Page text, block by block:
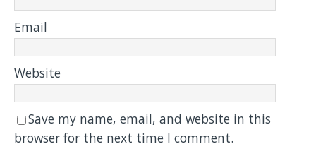
Email
Website
Save my name, email, and website in this
browser for the next time I comment.